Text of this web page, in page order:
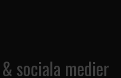
sociala medier